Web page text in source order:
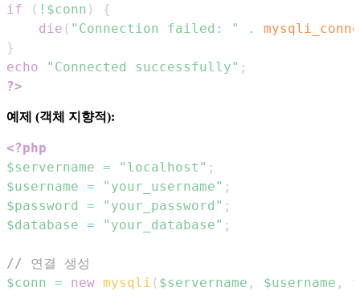
if
( ! $conn )
{
die ( "Connection failed: " .
}
echo
"Connected successfully" ;
?>
예제 (객체 지향적):
<?php
$servername = "localhost" ;
$username = "your_username" ;
$password
= "your_password" ;
$database = "your_database" ;
// 연결 생성
$conn = new mysqli ( $servername , $username ,